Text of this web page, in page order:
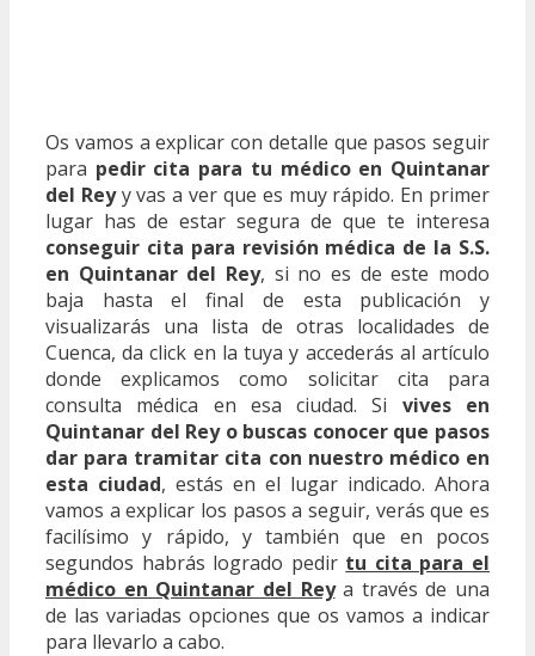
Os vamos a explicar con detalle que pasos seguir
para pedir cita para tu médico en Quintanar
del Reyy vas a ver que es muy rápido. En primer
lugar has de estar segura de que te interesa
conseguir cita para revisión médica de la S.S.
en Quintanar del Rey, si no es de este modo
baja hasta el final de esta publicación y
visualizarás una lista de otras localidades de
Cuenca, da click en la tuya y accederás al artículo
donde explicamos como solicitar cita para
consulta médica en esa ciudad. Si vives en
Quintanar del Rey o buscas conocer que pasos
dar para tramitar cita con nuestro médico en
esta ciudad, estás en el lugar indicado. Ahora
vamos a explicar los pasos a seguir, verás que es
facilísimo y rápido, y también que en pocos
segundos habrás logrado pedir tu cita para el
médico en Quintanar del Reya través de una
de las variadas opciones que os vamos a indicar
para llevarlo a cabo.